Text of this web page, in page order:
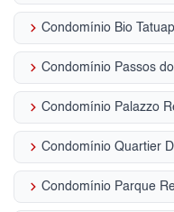
keyboard_arrow_right Condomínio Bio
keyboard_arrow_right Condomínio Passos
keyboard_arrow_right Condomínio Palazzo
keyboard_arrow_right Condomínio Quartier
keyboard_arrow_right Condomínio Parque